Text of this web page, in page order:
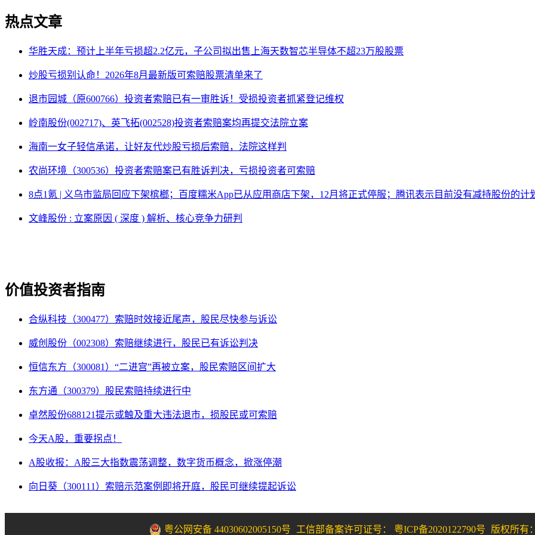
热点文章
华胜天成：预计上半年亏损超2.2亿元，子公司拟出售上海天数智芯半导体不超23万股股票
炒股亏损别认命！2026年8月最新版可索赔股票清单来了
退市园城（原600766）投资者索赔已有一审胜诉！受损投资者抓紧登记维权
岭南股份(002717)、英飞拓(002528)投资者索赔案均再提交法院立案
海南一女子轻信承诺，让好友代炒股亏损后索赔，法院这样判
农尚环境（300536）投资者索赔案已有胜诉判决，亏损投资者可索赔
8点1氪 | 义乌市监局回应下架槟榔；百度糯米App已从应用商店下架，12月将正式停服；腾讯表示目前没有减持股份的计
文峰股份 : 立案原因 ( 深度 ) 解析、核心竞争力研判
价值投资者指南
合纵科技（300477）索赔时效接近尾声，股民尽快参与诉讼
威创股份（002308）索赔继续进行，股民已有诉讼判决
恒信东方（300081）“二进宫”再被立案，股民索赔区间扩大
东方通（300379）股民索赔持续进行中
卓然股份688121提示或触及重大违法退市，损股民或可索赔
今天A股，重要拐点！
A股收报：A股三大指数震荡调整，数字货币概念，掀涨停潮
向日葵（300111）索赔示范案例即将开庭，股民可继续提起诉讼
粤公网安备 44030602005150号 工信部备案许可证号： 粤ICP备2020122790号 版权所有